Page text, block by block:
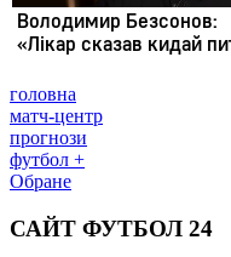
головна
матч-центр
прогнози
футбол +
Обране
САЙТ ФУТБОЛ 24